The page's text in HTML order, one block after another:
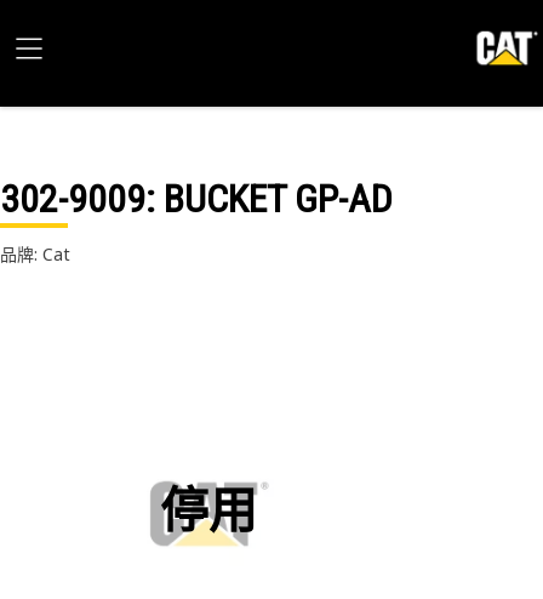
302-9009: BUCKET GP-AD
品牌: Cat
停用